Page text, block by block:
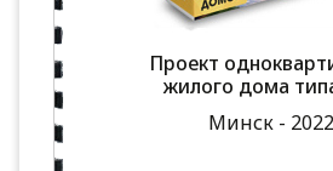
Проект
жилого дома
Минск - 2022